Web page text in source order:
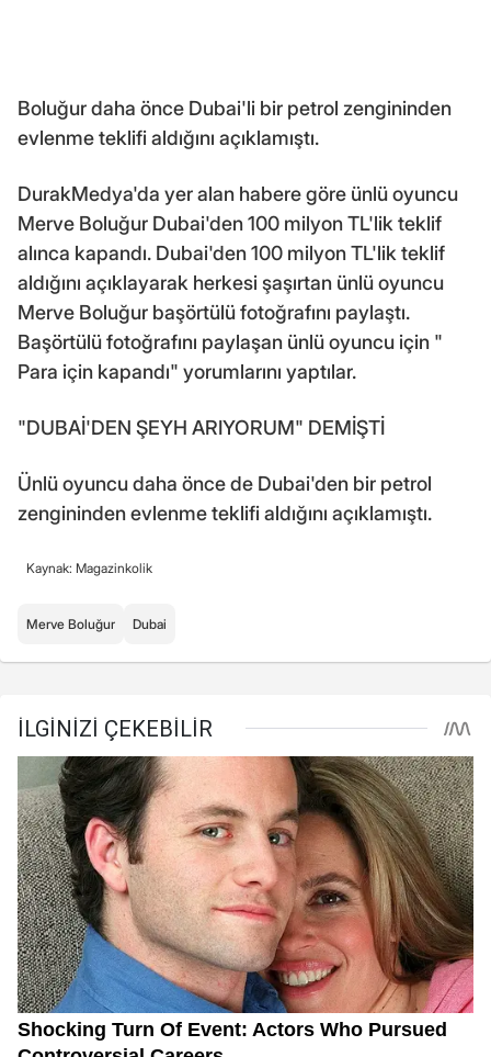
Boluğur daha önce Dubai'li bir petrol zengininden
evlenme teklifi aldığını açıklamıştı.
DurakMedya'da yer alan habere göre ünlü oyuncu
Merve Boluğur Dubai'den 100 milyon TL'lik teklif
alınca kapandı. Dubai'den 100 milyon TL'lik teklif
aldığını açıklayarak herkesi şaşırtan ünlü oyuncu
Merve Boluğur başörtülü fotoğrafını paylaştı.
Başörtülü fotoğrafını paylaşan ünlü oyuncu için "
Para için kapandı" yorumlarını yaptılar.
"DUBAİ'DEN ŞEYH ARIYORUM" DEMİŞTİ
Ünlü oyuncu daha önce de Dubai'den bir petrol
zengininden evlenme teklifi aldığını açıklamıştı.
Kaynak: Magazinkolik
Merve Boluğur Dubai